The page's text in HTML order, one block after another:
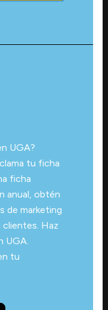
UGA?
tu ficha
ficha
anual, obtén
de marketing
Haz
UGA.
tu